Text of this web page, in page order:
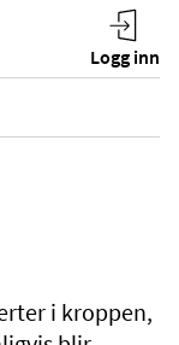
i kroppen,